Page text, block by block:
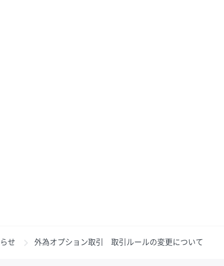
せ 外為オプション取引 取引ルールの変更について